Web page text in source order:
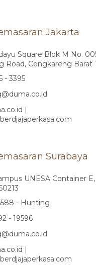
Jakarta
Square Blok M No.
Road, Cengkareng Barat
- 3395
|
Surabaya
UNESA Container E,
- Hunting
- 19596
|